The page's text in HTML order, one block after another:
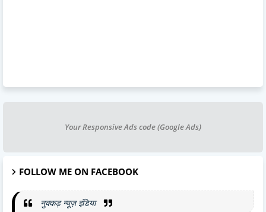
Your Responsive Ads code (Google Ads)
FOLLOW ME ON FACEBOOK
नुक्कड़ न्यूज़ इंडिया